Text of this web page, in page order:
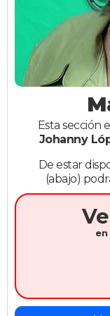
Esta sección
Johanny
De estar
(abajo)
en